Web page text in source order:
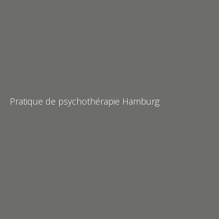
Pratique de psychothérapie Hamburg